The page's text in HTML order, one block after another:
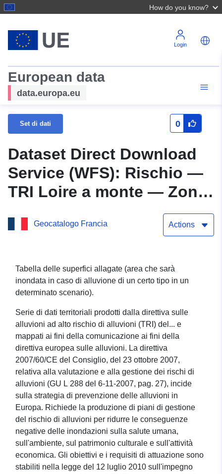
How do you know?
Login
European data
data.europa.eu
Set di dati 0
Dataset Direct Download
Service (WFS): Rischio —
TRI Loire a monte — Zona
di alluvione per un'altezza
d'acqua di 3m85 a Loir-et-
Geocatalogo Francia Actions
Tabella delle superfici allagate (area che sarà
inondata in caso di alluvione di un certo tipo in un
determinato scenario).
Serie di dati territoriali prodotti dalla direttiva sulle
alluvioni ad alto rischio di alluvioni (TRI) del... e
mappati ai fini della comunicazione ai fini della
direttiva europea sulle alluvioni. La direttiva
2007/60/CE del Consiglio, del 23 ottobre 2007,
relativa alla valutazione e alla gestione dei rischi di
alluvioni (GU L 288 del 6-11-2007, pag. 27), incide
sulla strategia di prevenzione delle alluvioni in
Europa. Richiede la produzione di piani di gestione
del rischio di alluvioni per ridurre le conseguenze
negative delle inondazioni sulla salute umana,
sull'ambiente, sul patrimonio culturale e sull'attività
economica. Gli obiettivi e i requisiti di attuazione sono
stabiliti nella legge del 12 luglio 2010 sull'impegno